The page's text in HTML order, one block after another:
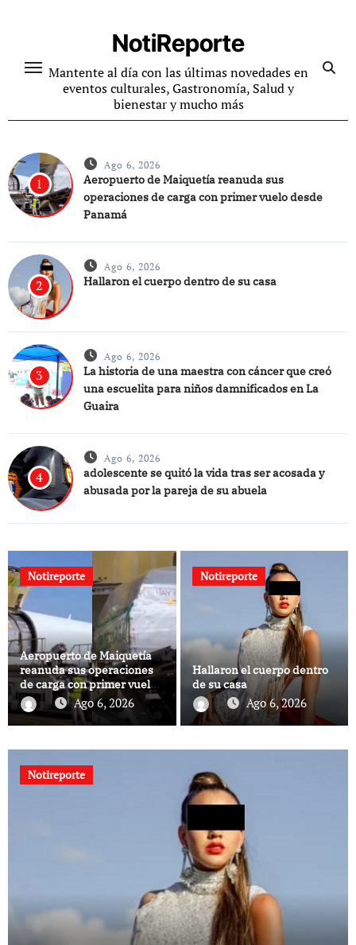
NotiReporte
Mantente al día con las últimas novedades en
eventos culturales, Gastronomía, Salud y
bienestar y mucho más
1
Ago 6, 2026
Aeropuerto de Maiquetía reanuda sus
operaciones de carga con primer vuelo desde
Panamá
2
Ago 6, 2026
Hallaron el cuerpo dentro de su casa
3
Ago 6, 2026
La historia de una maestra con cáncer que creó
una escuelita para niños damnificados en La
Guaira
4
Ago 6, 2026
adolescente se quitó la vida tras ser acosada y
abusada por la pareja de su abuela
Notireporte
Aeropuerto de Maiquetía
reanuda sus operaciones
de carga con primer vuelo
desde PanamáAgo 6, 2026
Notireporte
Hallaron el cuerpo dentro
de su casa
Ago 6, 2026
Notireporte